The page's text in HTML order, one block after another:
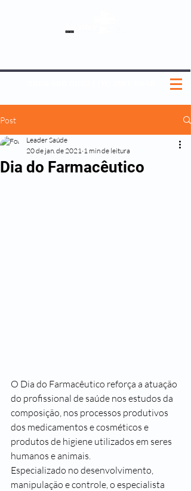
Post
Dia do Farmacêutico
Leader Saúde
20 de jan. de 2021 1 min de leitura
O Dia do Farmacêutico reforça a atuação
do profissional de saúde nos estudos da
composição, nos processos produtivos
dos medicamentos e cosméticos e
produtos de higiene utilizados em seres
humanos e animais.
Especializado no desenvolvimento,
manipulação e controle, o especialista